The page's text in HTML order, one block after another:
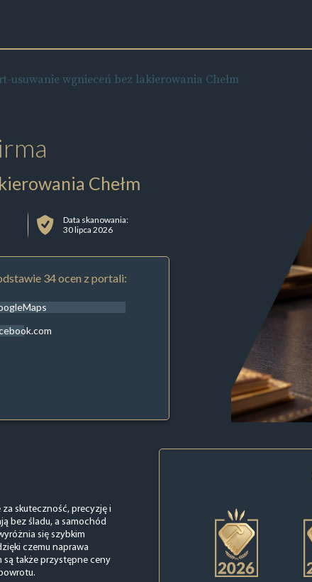
usuwanie wgnieceń bez lakierowania Chełm
Chełm
Data skanowania:
30 lipca 2026
34 ocen z portali:
za skuteczność, precyzję i
bez śladu, a samochód
się szybkim
czemu naprawa
także przystępne ceny